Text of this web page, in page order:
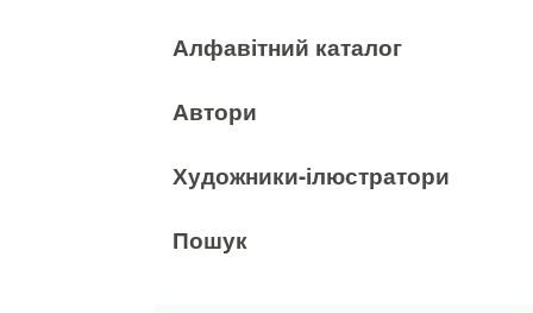
Алфавітний каталог
Автори
Художники-ілюстратори
Пошук